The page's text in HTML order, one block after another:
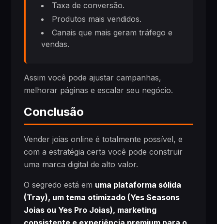
Taxa de conversão.
Produtos mais vendidos.
Canais que mais geram tráfego e
vendas.
Assim você pode ajustar campanhas,
melhorar páginas e escalar seu negócio.
Conclusão
Vender joias online é totalmente possível, e
com a estratégia certa você pode construir
uma marca digital de alto valor.
O segredo está em uma plataforma sólida
(Tray), um tema otimizado (Yes Seasons
Joias ou Yes Pro Joias), marketing